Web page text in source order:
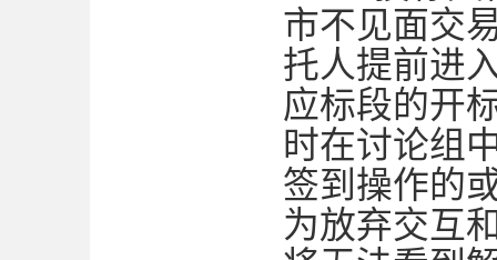
市不见面交
托人提前进
应标段的开
时在讨论组
签到操作的
为放弃交互